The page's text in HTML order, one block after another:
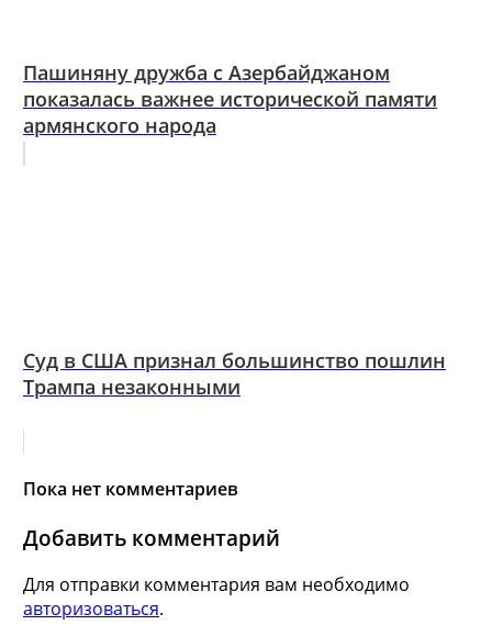
Пашиняну дружба с Азербайджаном
показалась важнее исторической памяти
армянского народа
Суд в США признал большинство пошлин
Трампа незаконными
Пока нет комментариев
Добавить комментарий
Для отправки комментария вам необходимо
авторизоваться.